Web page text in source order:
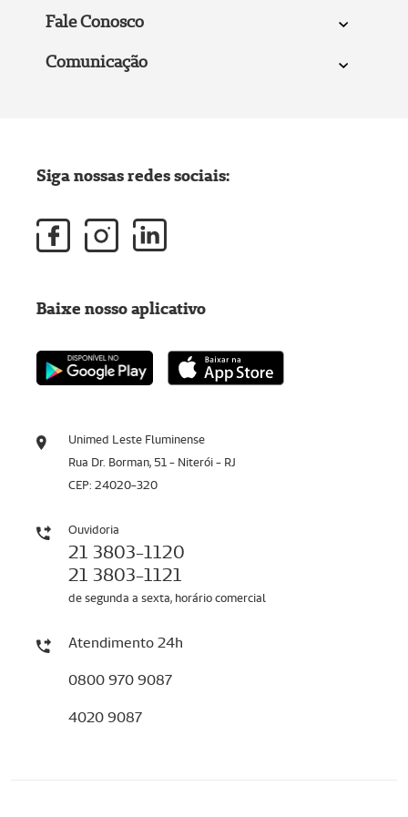
Fale Conosco
Comunicação
Unimed Leste Fluminense
Rua Dr. Borman, 51 - Niterói - RJ
CEP: 24020-320
Ouvidoria
21 3803-1120
21 3803-1121
de segunda a sexta, horário comercial
Atendimento 24h
0800 970 9087
4020 9087
Siga nossas redes sociais:
Baixe nosso aplicativo